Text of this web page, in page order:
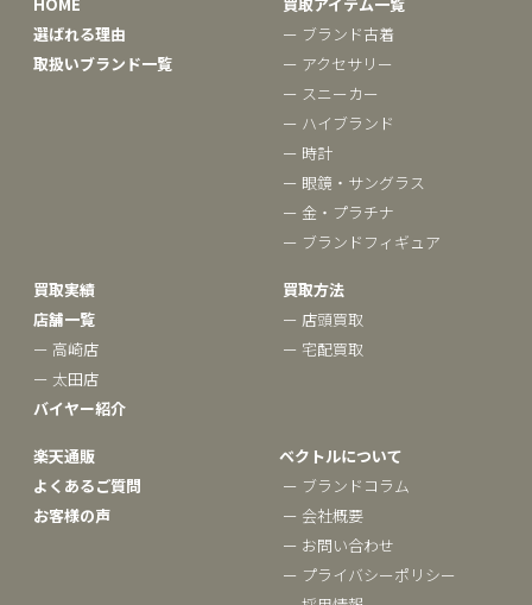
選ばれる理由
取扱いブランド一覧
ー ブランド古着
ー アクセサリー
ー スニーカー
ー ハイブランド
ー 時計
ー 眼鏡・サングラス
ー 金・プラチナ
ー ブランドフィギュア
買取実績
店舗一覧
ー 高崎店
ー 太田店
バイヤー紹介
買取方法
ー 店頭買取
ー 宅配買取
楽天通販
よくあるご質問
お客様の声
ベクトルについて
ー ブランドコラム
ー 会社概要
ー お問い合わせ
ー プライバシーポリシー